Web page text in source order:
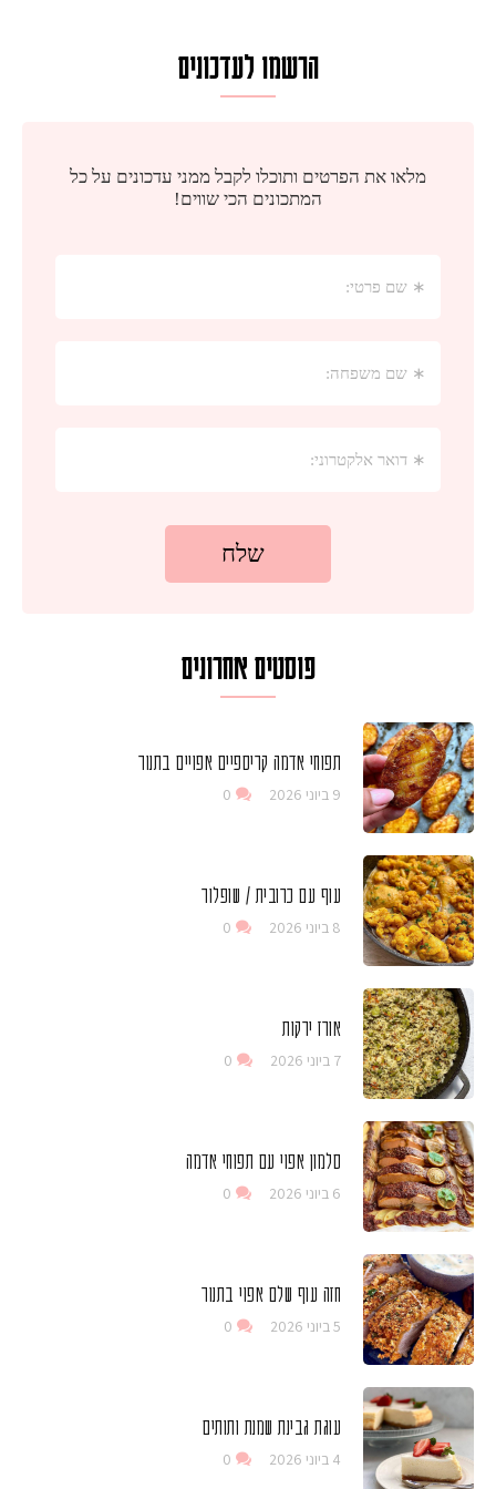
הרשמו לעדכונים
פוסטים אחרונים
תפוחי אדמה קריספיים אפויים בתנור
9 ביוני 2026 0
עוף עם כרובית / שופלור
8 ביוני 2026 0
אורז ירקות
7 ביוני 2026 0
סלמון אפוי עם תפוחי אדמה
6 ביוני 2026 0
חזה עוף שלם אפוי בתנור
5 ביוני 2026 0
עוגת גבינת שמנת ותותים
4 ביוני 2026 0